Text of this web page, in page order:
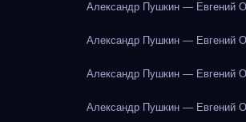
Александр Пушкин — Евгений
Александр Пушкин — Евгений
Александр Пушкин — Евгений
Александр Пушкин — Евгений